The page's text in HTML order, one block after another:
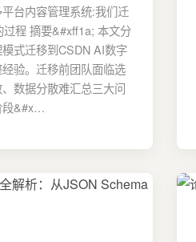
台内容管理系统:我们迁
程 摘要&#xff1a; 本文分
式迁移到CSDN AI数字
验。迁移前团队面临选
数据分散难汇总三大问
段&#x…